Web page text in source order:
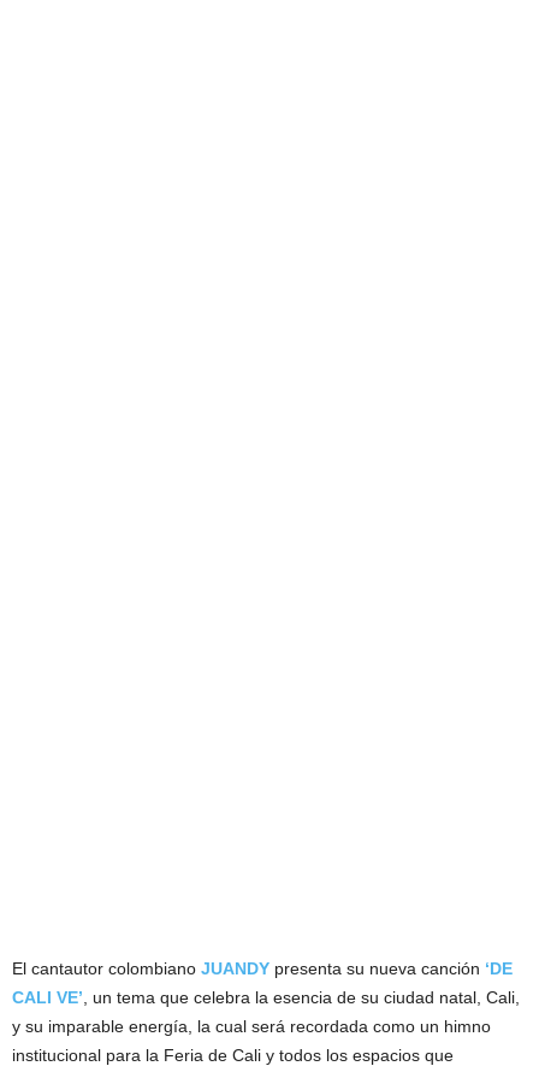
El cantautor colombiano JUANDY presenta su nueva canción ‘DE
CALI VE’ , un tema que celebra la esencia de su ciudad natal, Cali,
y su imparable energía, la cual será recordada como un himno
institucional para la Feria de Cali y todos los espacios que